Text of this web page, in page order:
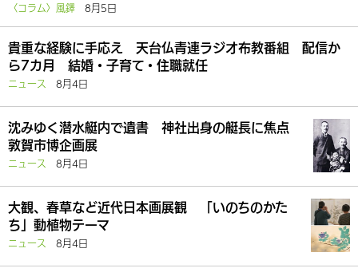
〈コラム〉風鐸 8月5日
貴重な経験に手応え 天台仏青連ラジオ布教番組 配信か
ら7カ月 結婚・子育て・住職就任
ニュース 8月4日
沈みゆく潜水艇内で遺書 神社出身の艇長に焦点
敦賀市博企画展
ニュース 8月4日
大観、春草など近代日本画展観 「いのちのかた
ち」動植物テーマ
ニュース 8月4日